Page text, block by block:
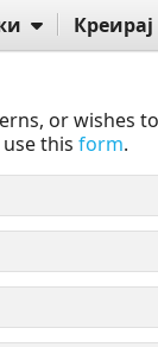
Креирај
or wishes
this form.